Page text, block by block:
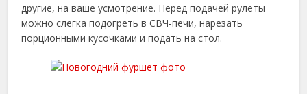
другие, на ваше усмотрение. Перед подачей рулеты
можно слегка подогреть в СВЧ-печи, нарезать
порционными кусочками и подать на стол.